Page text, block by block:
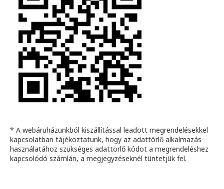
* A webáruházunkból kiszállítással leadott megrendelésekkel
kapcsolatban tájékoztatunk, hogy az adattörlő alkalmazás
használatához szükséges adattörlő kódot a megrendeléshez
kapcsolódó számlán, a megjegyzéseknél tüntetjük fel.